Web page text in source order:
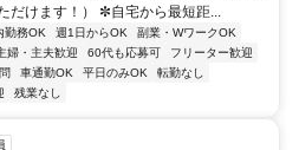
だけます！） ✼自宅から最短距...
勤務OK 週1日からOK
副業・WワークOK
婦・主夫歓迎 60代も応募可
フリーター歓迎
車通勤OK 平日のみOK
転勤なし
残業なし